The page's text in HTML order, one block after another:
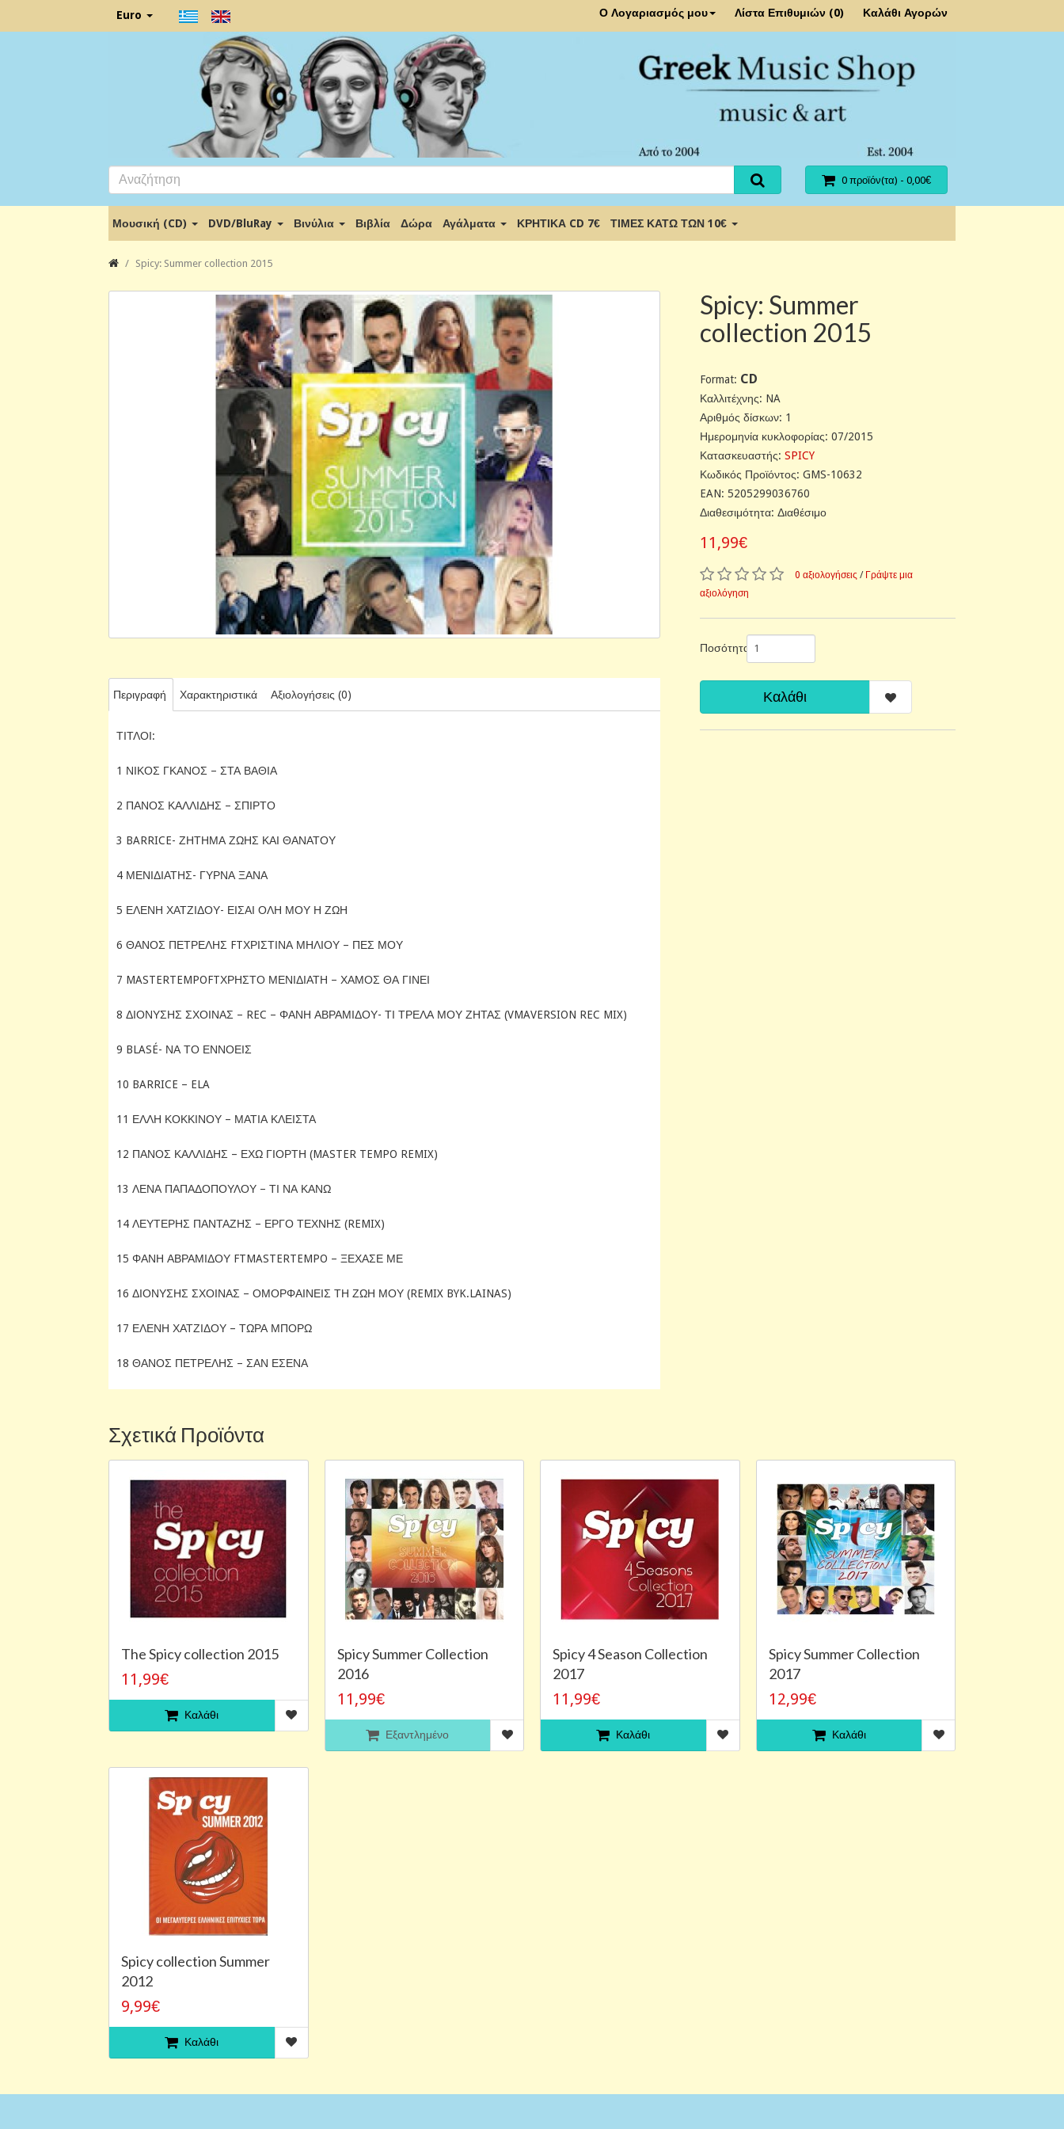
Euro Ο Λογαριασμός μου Λίστα Επιθυμιών (0) Καλάθι Αγορών
0 προϊόν(τα) - 0,00€
Μουσική (CD) DVD/BluRay Βινύλια Βιβλία Δώρα Αγάλματα ΚΡΗΤΙΚΑ CD 7€ ΤΙΜΕΣ ΚΑΤΩ ΤΩΝ 10€
Spicy: Summer collection 2015
Περιγραφή Χαρακτηριστικά Αξιολογήσεις (0)
ΤΙΤΛΟΙ:
1 ΝΙΚΟΣ ΓΚΑΝΟΣ – ΣΤΑ ΒΑΘΙΑ
2 ΠΑΝΟΣ ΚΑΛΛΙΔΗΣ – ΣΠΙΡΤΟ
3 BARRICE- ΖΗΤΗΜΑ ΖΩΗΣ ΚΑΙ ΘΑΝΑΤΟΥ
4 ΜΕΝΙΔΙΑΤΗΣ- ΓΥΡΝΑ ΞΑΝΑ
5 ΕΛΕΝΗ ΧΑΤΖΙΔΟΥ- ΕΙΣΑΙ ΟΛΗ ΜΟΥ Η ΖΩΗ
6 ΘΑΝΟΣ ΠΕΤΡΕΛΗΣ FTΧΡΙΣΤΙΝΑ ΜΗΛΙΟΥ – ΠΕΣ ΜΟΥ
7 MASTERTEMPOFTΧΡΗΣΤΟ ΜΕΝΙΔΙΑΤΗ – ΧΑΜΟΣ ΘΑ ΓΙΝΕΙ
8 ΔΙΟΝΥΣΗΣ ΣΧΟΙΝΑΣ – REC – ΦΑΝΗ ΑΒΡΑΜΙΔΟΥ- ΤΙ ΤΡΕΛΑ ΜΟΥ ΖΗΤΑΣ (VMAVERSION REC MIX)
9 BLASÉ- ΝΑ ΤΟ ΕΝΝΟΕΙΣ
10 BARRICE – ELA
11 ΕΛΛΗ ΚΟΚΚΙΝΟΥ – ΜΑΤΙΑ ΚΛΕΙΣΤΑ
12 ΠΑΝΟΣ ΚΑΛΛΙΔΗΣ – ΕΧΩ ΓΙΟΡΤΗ (MASTER TEMPO REMIX)
13 ΛΕΝΑ ΠΑΠΑΔΟΠΟΥΛΟΥ – ΤΙ ΝΑ ΚΑΝΩ
14 ΛΕΥΤΕΡΗΣ ΠΑΝΤΑΖΗΣ – ΕΡΓΟ ΤΕΧΝΗΣ (REMIX)
15 ΦΑΝΗ ΑΒΡΑΜΙΔΟΥ FTMASTERTEMPO – ΞΕΧΑΣΕ ΜΕ
16 ΔΙΟΝΥΣΗΣ ΣΧΟΙΝΑΣ – ΟΜΟΡΦΑΙΝΕΙΣ ΤΗ ΖΩΗ ΜΟΥ (REMIX BYK.LAINAS)
17 ΕΛΕΝΗ ΧΑΤΖΙΔΟΥ – ΤΩΡΑ ΜΠΟΡΩ
18 ΘΑΝΟΣ ΠΕΤΡΕΛΗΣ – ΣΑΝ ΕΣΕΝΑ
Spicy: Summer
collection 2015
Format: CD
Καλλιτέχνης: NA
Αριθμός δίσκων: 1
Ημερομηνία κυκλοφορίας: 07/2015
Κατασκευαστής: SPICY
Κωδικός Προϊόντος: GMS-10632
EAN: 5205299036760
Διαθεσιμότητα: Διαθέσιμο
11,99€
0 αξιολογήσεις / Γράψτε μια
αξιολόγηση
Ποσότητα
Καλάθι
Σχετικά Προϊόντα
The Spicy collection 2015
11,99€
Καλάθι
Spicy Summer Collection
2016
11,99€
Εξαντλημένο
Spicy 4 Season Collection
2017
11,99€
Καλάθι
Spicy Summer Collection
2017
12,99€
Καλάθι
Spicy collection Summer
2012
9,99€
Καλάθι